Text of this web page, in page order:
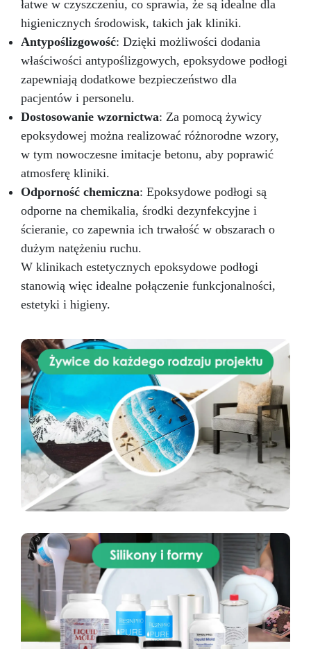
łatwe w czyszczeniu, co sprawia, że są idealne dla
higienicznych środowisk, takich jak kliniki.
Antypoślizgowość: Dzięki możliwości dodania
właściwości antypoślizgowych, epoksydowe podłogi
zapewniają dodatkowe bezpieczeństwo dla
pacjentów i personelu.
Dostosowanie wzornictwa: Za pomocą żywicy
epoksydowej można realizować różnorodne wzory,
w tym nowoczesne imitacje betonu, aby poprawić
atmosferę kliniki.
Odporność chemiczna: Epoksydowe podłogi są
odporne na chemikalia, środki dezynfekcyjne i
ścieranie, co zapewnia ich trwałość w obszarach o
dużym natężeniu ruchu.
W klinikach estetycznych epoksydowe podłogi
stanowią więc idealne połączenie funkcjonalności,
estetyki i higieny.